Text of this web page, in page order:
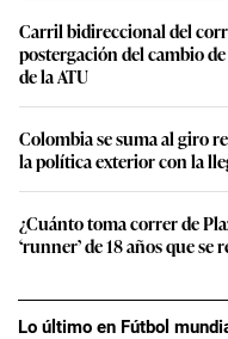
Carril bidireccional del
postergación del cambio
de la ATU
Colombia se suma al giro
la política exterior con la
¿Cuánto toma correr de
‘runner’ de 18 años que
Lo último en Fútbol